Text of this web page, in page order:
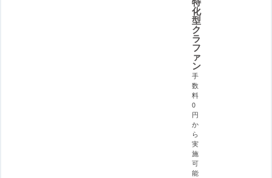
化
型
ク
ラ
フ
ァ
ン
手
数
料
0
円
か
ら
実
施
可
能